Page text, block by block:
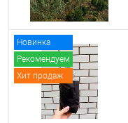
Новинка
Рекомендуем
Хит продаж